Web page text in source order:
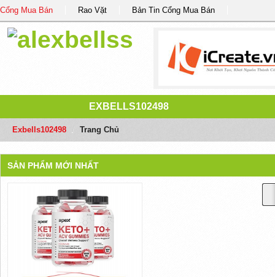
Cổng Mua Bán Rao Vặt Bản Tin Cổng Mua Bán
EXBELLS102498
Exbells102498 Trang Chủ
SẢN PHẨM MỚI NHẤT